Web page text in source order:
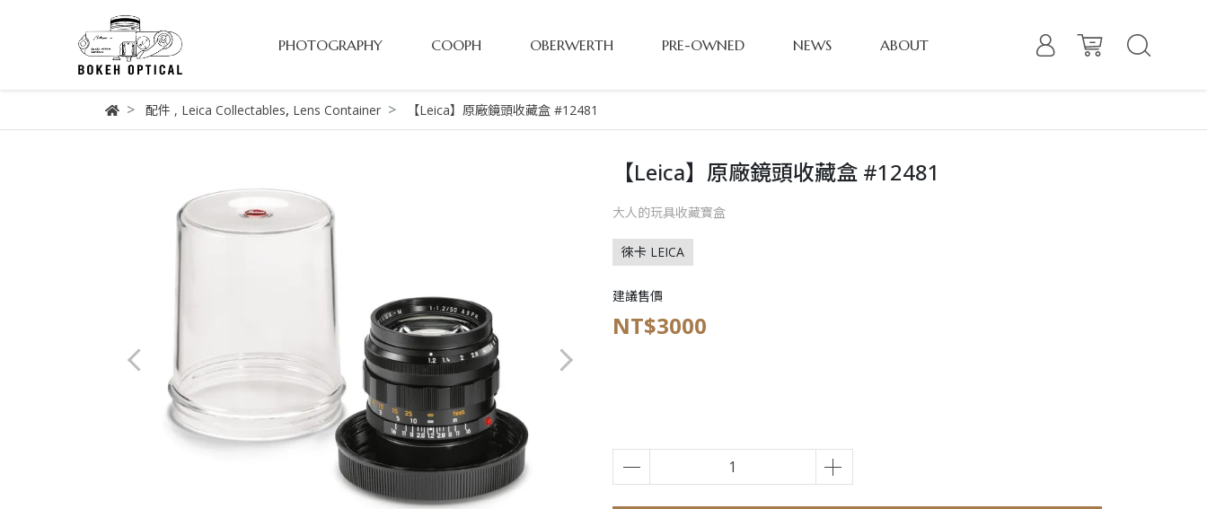
PHOTOGRAPHY COOPH OBERWERTH PRE-OWNED NEWS ABOUT
配件 , Leica Collectables, Lens Container 【Leica】原廠鏡頭收藏盒 #12481
【Leica】原廠鏡頭收藏盒 #12481
大人的玩具收藏寶盒
徠卡 LEICA
建議售價
NT$3000